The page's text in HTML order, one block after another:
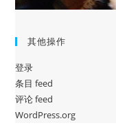
其他操作
登录
条目 feed
评论 feed
WordPress.org